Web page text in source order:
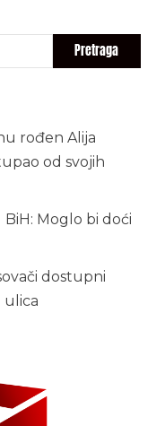
rođen Alija
od svojih
Moglo bi doći
dostupni
ulica